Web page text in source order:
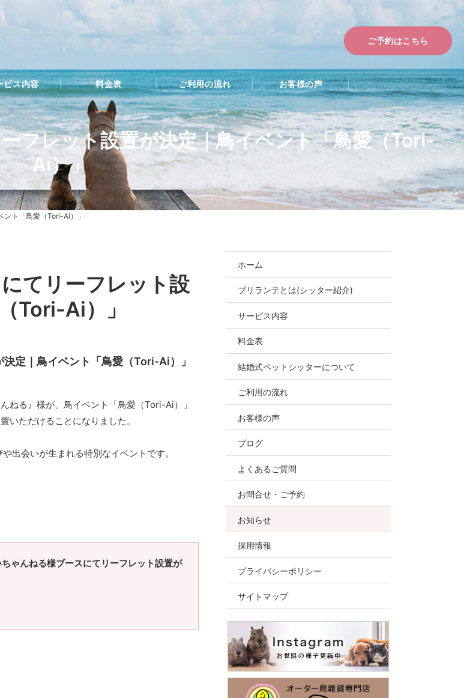
フレット設置が決定｜鳥イベント「鳥愛（Tori-
Ai）」
ト「鳥愛（Tori-Ai）」
てリーフレット設
Tori-Ai）」
定｜鳥イベント「鳥愛（Tori-Ai）」
ねる』様が、鳥イベント「鳥愛（Tori-Ai）」
いただけることになりました。
出会いが生まれる特別なイベントです。
ゃんねる様ブースにてリーフレット設置が
ホーム
ブリランテとは(シッター紹介)
サービス内容
料金表
結婚式ペットシッターについて
ご利用の流れ
お客様の声
ブログ
よくあるご質問
お問合せ・ご予約
お知らせ
採用情報
プライバシーポリシー
サイトマップ
ご予約はこちら
ビス内容 料金表 ご利用の流れ お客様の声